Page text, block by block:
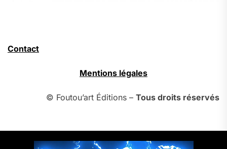
Contact
Mentions légales
© Foutou’art Éditions – Tous droits réservés